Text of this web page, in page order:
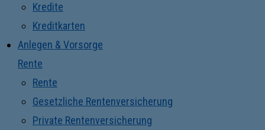
Kredite
Kreditkarten
Anlegen & Vorsorge
Rente
Rente
Gesetzliche Rentenversicherung
Private Rentenversicherung